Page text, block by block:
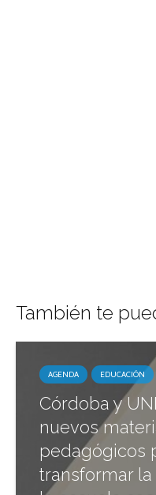
También te
AGENDA EDUCACIÓN
Córdoba y
nuevos
pedagógicos
transformar